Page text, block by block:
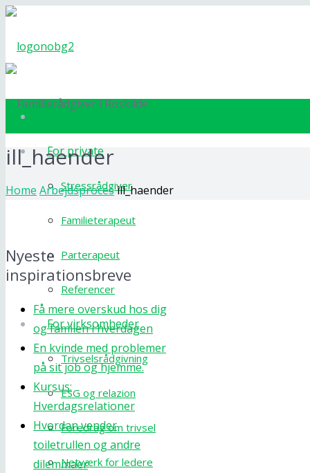
For private
Stressrådgiver
Familieterapeut
Parterapeut
Referencer
For virksomheder
Trivselsrådgivning
ESG og relazion
Foredrag om trivsel
Netværk for ledere
ill_haender
Home Arbejdsproces ill_haender
Nyeste
inspirationsbreve
Få mere overskud hos dig
og familen i hverdagen
En kvinde med problemer
på sit job og hjemme.
Kursus:
Hverdagsrelationer
Hvordan vender
toiletrullen og andre
dilemmaer